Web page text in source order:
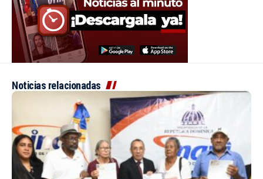
Noticias relacionadas